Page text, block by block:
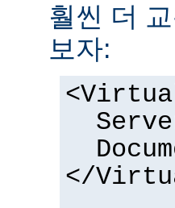
훨씬 더
보자:
</